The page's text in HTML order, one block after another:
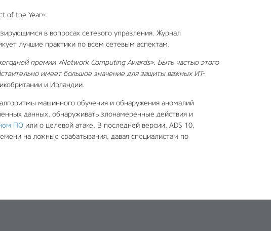
of the Year».
в вопросах сетевого управления. Журнал
лучшие практики по всем сетевым аспектам.
премии «Network Computing Awards». Быть частью этого
имеет большое значение для защиты важных ИТ-
и Ирландии.
машинного обучения и обнаружения аномалий
данных, обнаруживать злонамеренные действия и
ПО или о целевой атаке. В последней версии, ADS 10,
на ложные срабатывания, давая специалистам по